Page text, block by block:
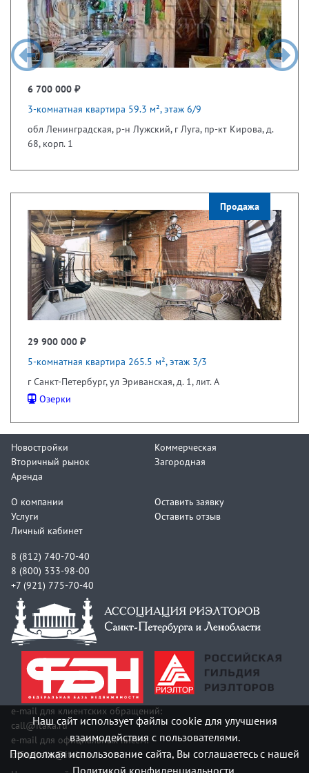
6 700 000 ₽
3-комнатная квартира 59.3 м², этаж 6/9
обл Ленинградская, р-н Лужский, г Луга, пр-кт Кирова, д.
68, корп. 1
Продажа
29 900 000 ₽
5-комнатная квартира 265.5 м², этаж 3/3
г Санкт-Петербург, ул Эриванская, д. 1, лит. А
Озерки
Новостройки
Вторичный рынок
Аренда
Коммерческая
Загородная
О компании
Услуги
Личный кабинет
Оставить заявку
Оставить отзыв
8 (812) 740-70-40
8 (800) 333-98-00
+7 (921) 775-70-40
e-mail для клиентских обращений:
call@itaka.ru
e-mail для официальных писем:
officeitaka@itaka.ru
Наш сайт использует файлы cookie для улучшения
взаимодействия с пользователями.
Продолжая использование сайта, Вы соглашаетесь с нашей
Политикой конфиденциальности.